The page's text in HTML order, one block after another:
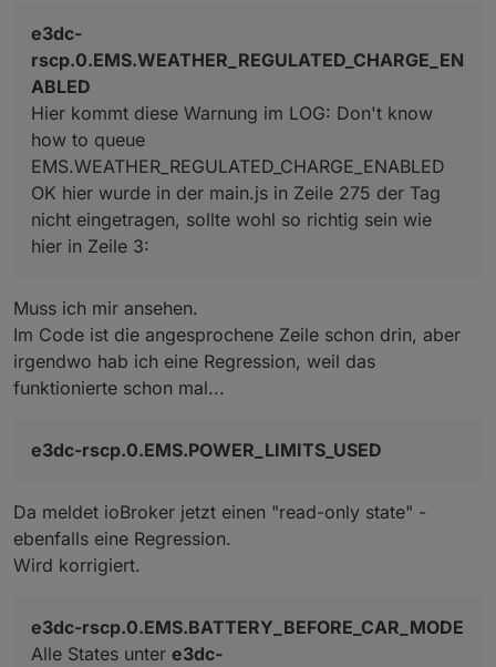
eingetragen, sollte wohl so richtig sein wie hier in Zeile
3:
"EMS.USER_DISCHARGE_LIMIT":
	"EMS.MODE": [],
	"EMS.SET_POWER": [],
im ioBroker eingestellte Wert übernommen wird.
e3dc-
rscp.0.EMS.WEATHER_REGULATED_CHARGE_EN
ABLED
Hier kommt diese Warnung im LOG: Don't know
how to queue
EMS.WEATHER_REGULATED_CHARGE_ENABLED
OK hier wurde in der main.js in Zeile 275 der Tag
nicht eingetragen, sollte wohl so richtig sein wie
hier in Zeile 3:
Muss ich mir ansehen.
Im Code ist die angesprochene Zeile schon drin, aber
irgendwo hab ich eine Regression, weil das
funktionierte schon mal...
e3dc-rscp.0.EMS.POWER_LIMITS_USED
Da meldet ioBroker jetzt einen "read-only state" -
ebenfalls eine Regression.
Wird korrigiert.
e3dc-rscp.0.EMS.BATTERY_BEFORE_CAR_MODE
Alle States unter e3dc-